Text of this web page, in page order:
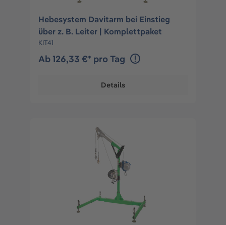
Hebesystem Davitarm bei Einstieg
über z. B. Leiter | Komplettpaket
KIT41
Ab 126,33 €* pro Tag
Details